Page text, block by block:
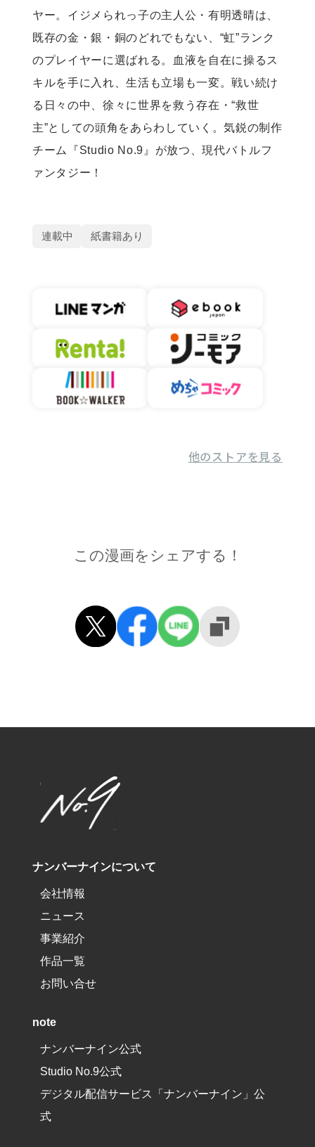
ヤー。イジメられっ子の主人公・有明透晴は、
既存の金・銀・銅のどれでもない、“虹”ランク
のプレイヤーに選ばれる。血液を自在に操るス
キルを手に入れ、生活も立場も一変。戦い続け
る日々の中、徐々に世界を救う存在・“救世
主”としての頭角をあらわしていく。気鋭の制作
チーム『Studio No.9』が放つ、現代バトルフ
ァンタジー！
連載中 紙書籍あり
他のストアを見る
この漫画をシェアする！
ナンバーナインについて
会社情報
ニュース
事業紹介
作品一覧
お問い合せ
note
ナンバーナイン公式
Studio No.9公式
デジタル配信サービス「ナンバーナイン」公
式